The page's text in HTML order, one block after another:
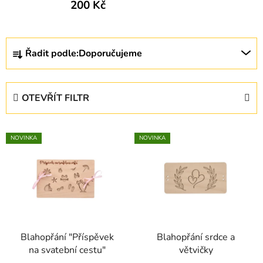
200 Kč
Ř
z
p
Řadit podle:Doporučujeme
OTEVŘÍT FILTR
V
ý
NOVINKA
Blahopřání "Příspěvek
na svatební cestu"
NOVINKA
Blahopřání srdce a
větvičky